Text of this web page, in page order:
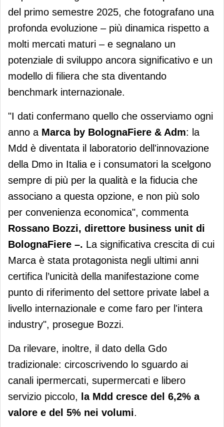
del primo semestre 2025, che fotografano una
profonda evoluzione – più dinamica rispetto a
molti mercati maturi – e segnalano un
potenziale di sviluppo ancora significativo e un
modello di filiera che sta diventando
benchmark internazionale.
"I dati confermano quello che osserviamo ogni
anno a Marca by BolognaFiere & Adm: la
Mdd è diventata il laboratorio dell'innovazione
della Dmo in Italia e i consumatori la scelgono
sempre di più per la qualità e la fiducia che
associano a questa opzione, e non più solo
per convenienza economica", commenta
Rossano Bozzi, direttore business unit di
BolognaFiere –. La significativa crescita di cui
Marca è stata protagonista negli ultimi anni
certifica l’unicità della manifestazione come
punto di riferimento del settore private label a
livello internazionale e come faro per l'intera
industry", prosegue Bozzi.
Da rilevare, inoltre, il dato della Gdo
tradizionale: circoscrivendo lo sguardo ai
canali ipermercati, supermercati e libero
servizio piccolo,
la Mdd cresce del 6,2% a
valore e del 5% nei volumi.